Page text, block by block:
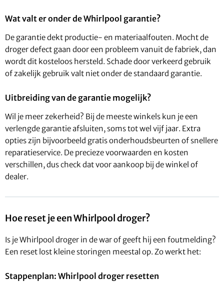
Wat valt er onder de Whirlpool garantie?
De garantie dekt productie- en materiaalfouten. Mocht de
droger defect gaan door een probleem vanuit de fabriek, dan
wordt dit kosteloos hersteld. Schade door verkeerd gebruik
of zakelijk gebruik valt niet onder de standaard garantie.
Uitbreiding van de garantie mogelijk?
Wil je meer zekerheid? Bij de meeste winkels kun je een
verlengde garantie afsluiten, soms tot wel vijf jaar. Extra
opties zijn bijvoorbeeld gratis onderhoudsbeurten of snellere
reparatieservice. De precieze voorwaarden en kosten
verschillen, dus check dat voor aankoop bij de winkel of
dealer.
Hoe reset je een Whirlpool droger?
Is je Whirlpool droger in de war of geeft hij een foutmelding?
Een reset lost kleine storingen meestal op. Zo werkt het:
Stappenplan: Whirlpool droger resetten